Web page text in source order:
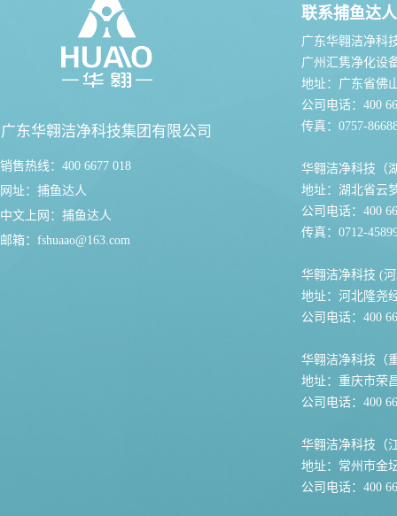
广东华翱洁净科技集团有限公司
销售热线：400 6677 018
网址： 捕鱼达人
中文上网： 捕鱼达人
邮箱： fshuaao@163.com
联系捕鱼达人
广东华翱洁净科
广州汇隽净化设
地址：广东省佛
公司电话：400
传真：0757-
华翱洁净科技（
地址：湖北省云
公司电话：400
传真：0712-
华翱洁净科技 (
地址：河北隆尧
公司电话：400
华翱洁净科技（
地址：重庆市荣
公司电话：400
华翱洁净科技（
地址：常州市金
公司电话：400